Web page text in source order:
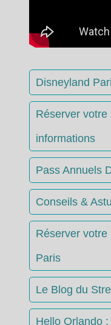
Disneyland
Réserver
informations
Pass Annuels
Conseils &
Réserver
Paris
Le Blog du
Hello Orlando